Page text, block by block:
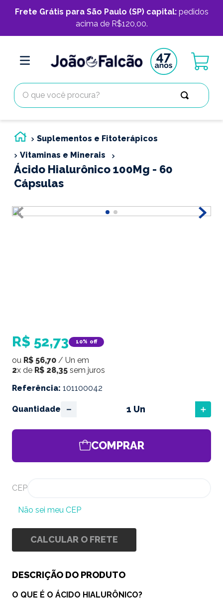
Frete Grátis para São Paulo (SP) capital:pedidos
acima de R$120,00.
O que você procura?
Suplementos e Fitoterápicos
Vitaminas e Minerais
Ácido Hialurônico 100Mg - 60
Cápsulas
R$ 52,73 10% off
ou R$ 56,70 / Un em
2x de R$ 28,35 sem juros
Referência: 101100042
Quantidade ＋
－
COMPRAR
CEP
Não sei meu CEP
CALCULAR O FRETE
DESCRIÇÃO DO PRODUTO
O QUE É O ÁCIDO HIALURÔNICO?